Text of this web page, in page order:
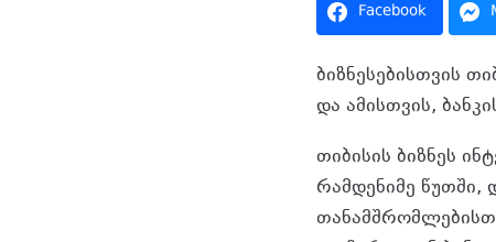
Facebook
ბიზნესებისთვის
და ამისთვის,
თიბისის ბიზნეს
რამდენიმე